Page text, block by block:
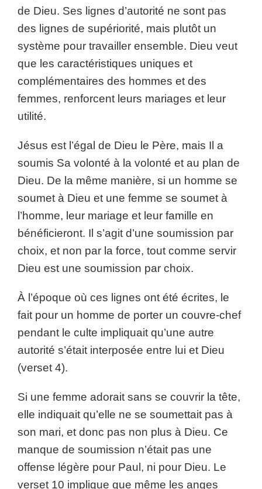
de Dieu. Ses lignes d’autorité ne sont pas
des lignes de supériorité, mais plutôt un
système pour travailler ensemble. Dieu veut
que les caractéristiques uniques et
complémentaires des hommes et des
femmes, renforcent leurs mariages et leur
utilité.
Jésus est l’égal de Dieu le Père, mais Il a
soumis Sa volonté à la volonté et au plan de
Dieu. De la même manière, si un homme se
soumet à Dieu et une femme se soumet à
l’homme, leur mariage et leur famille en
bénéficieront. Il s’agit d’une soumission par
choix, et non par la force, tout comme servir
Dieu est une soumission par choix.
À l’époque où ces lignes ont été écrites, le
fait pour un homme de porter un couvre-chef
pendant le culte impliquait qu’une autre
autorité s’était interposée entre lui et Dieu
(verset 4).
Si une femme adorait sans se couvrir la tête,
elle indiquait qu’elle ne se soumettait pas à
son mari, et donc pas non plus à Dieu. Ce
manque de soumission n’était pas une
offense légère pour Paul, ni pour Dieu. Le
verset 10 implique que même les anges